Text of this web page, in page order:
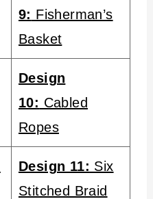
9: Fisherman’s
Basket
Design
10: Cabled
Ropes
Design 11: Six
Stitched Braid